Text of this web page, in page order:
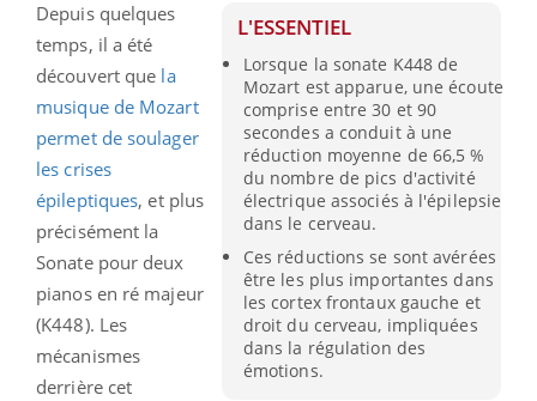
L'ESSENTIEL
Lorsque la sonate K448 de
Mozart est apparue, une écoute
comprise entre 30 et 90
secondes a conduit à une
réduction moyenne de 66,5 %
du nombre de pics d'activité
électrique associés à l'épilepsie
dans le cerveau.
Ces réductions se sont avérées
être les plus importantes dans
les cortex frontaux gauche et
droit du cerveau, impliquées
dans la régulation des
émotions.
Depuis quelques
temps, il a été
découvert que la
musique de Mozart
permet de soulager
les crises
épileptiques, et plus
précisément la
Sonate pour deux
pianos en ré majeur
(K448). Les
mécanismes
derrière cet